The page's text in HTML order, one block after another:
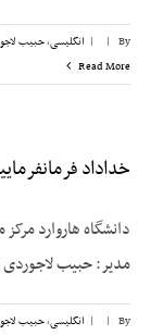
By
|
| انگلیسی,حبیب
Read More
خداداد
دانشگاه هاروارد
مدیر: حبیب
By
|
| انگلیسی,حبیب